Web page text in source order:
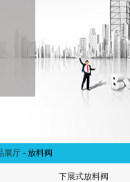
展厅 - 放料阀
下展式放料阀